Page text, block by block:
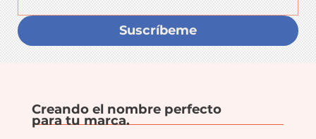
Suscríbeme
Creando el nombre perfecto
para tu marca.